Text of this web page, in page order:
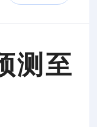
测至